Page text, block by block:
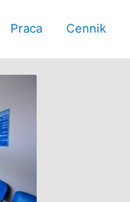
Praca Cennik